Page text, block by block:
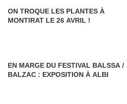
ON TROQUE LES PLANTES À
MONTIRAT LE 26 AVRIL !
EN MARGE DU FESTIVAL BALSSA /
BALZAC : EXPOSITION À ALBI